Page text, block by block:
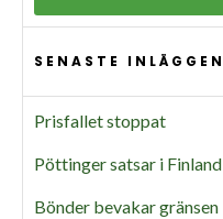
SENASTE INLÄGGEN
Prisfallet stoppat
Pöttinger satsar i Finland
Bönder bevakar gränsen